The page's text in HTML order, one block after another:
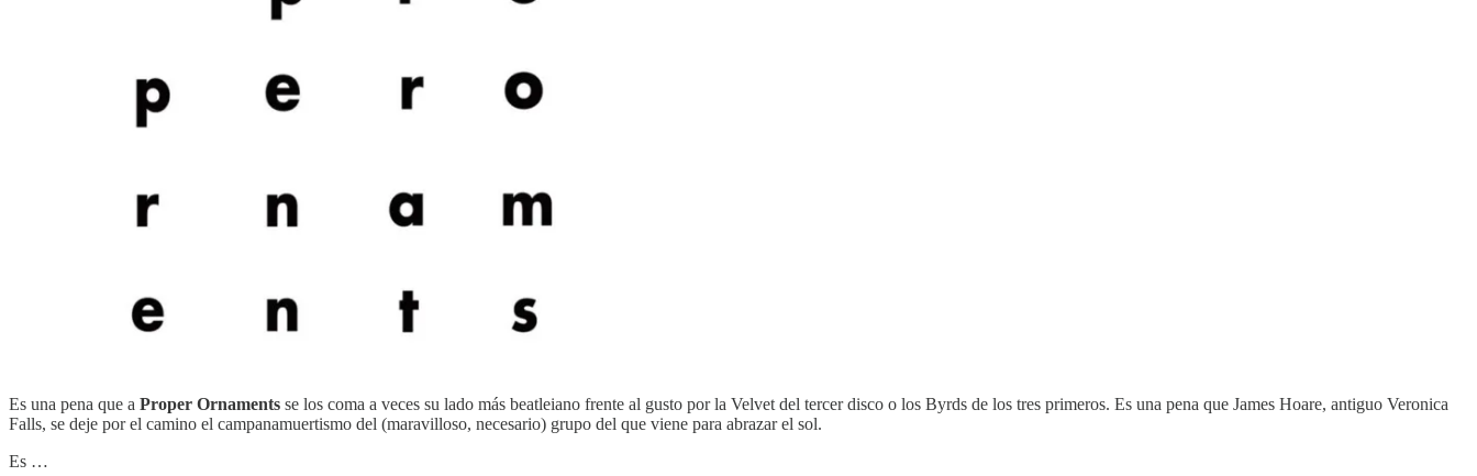
Es una pena que a Proper Ornaments se los coma a veces su lado más beatleiano frente al gusto por la Velvet del tercer disco o los Byrds de los tres primeros. Es una pena que James Hoare, antiguo Veronica
Falls, se deje por el camino el campanamuertismo del (maravilloso, necesario) grupo del que viene para abrazar el sol.
Es …